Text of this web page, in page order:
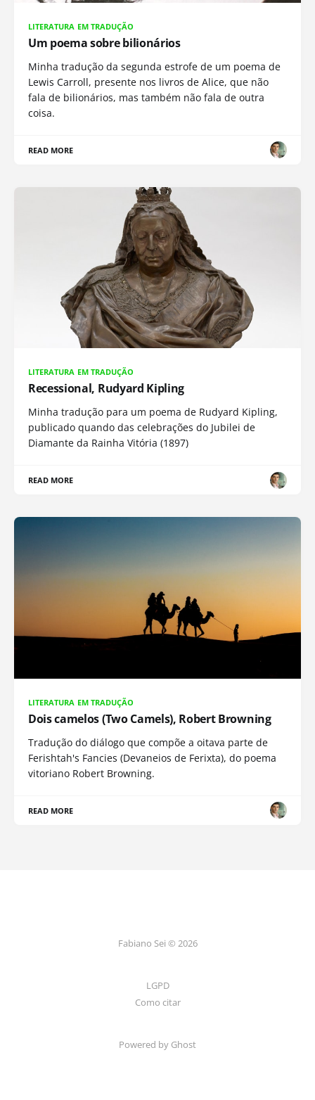
LITERATURA EM TRADUÇÃO
Um poema sobre bilionários
Minha tradução da segunda estrofe de um poema de
Lewis Carroll, presente nos livros de Alice, que não
fala de bilionários, mas também não fala de outra
coisa.
READ MORE
LITERATURA EM TRADUÇÃO
Recessional, Rudyard Kipling
Minha tradução para um poema de Rudyard Kipling,
publicado quando das celebrações do Jubilei de
Diamante da Rainha Vitória (1897)
READ MORE
LITERATURA EM TRADUÇÃO
Dois camelos (Two Camels), Robert Browning
Tradução do diálogo que compõe a oitava parte de
Ferishtah's Fancies (Devaneios de Ferixta), do poema
vitoriano Robert Browning.
READ MORE
Fabiano Sei © 2026
LGPD
Como citar
Powered by Ghost